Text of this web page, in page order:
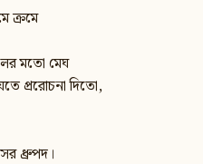
ক্রমে
মতো মেঘ
প্ররোচনা দিতো,
ধ্রুপদ।